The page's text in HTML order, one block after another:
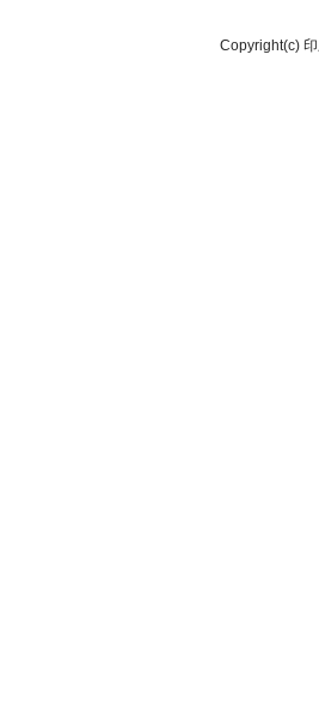
Copyright(c)